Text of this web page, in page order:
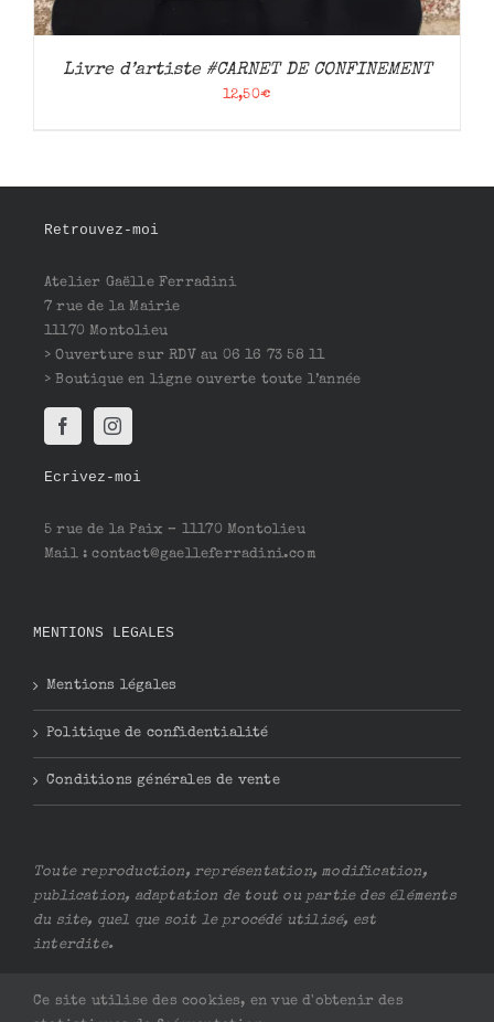
Livre d’artiste #CARNET DE CONFINEMENT
12,50€
Retrouvez-moi
Atelier Gaëlle Ferradini
7 rue de la Mairie
11170 Montolieu
> Ouverture sur RDV au 06 16 73 58 11
> Boutique en ligne ouverte toute l’année
Ecrivez-moi
5 rue de la Paix – 11170 Montolieu
Mail : contact@gaelleferradini.com
MENTIONS LEGALES
Mentions légales
Politique de confidentialité
Conditions générales de vente
Toute reproduction, représentation, modification,
publication, adaptation de tout ou partie des éléments
du site, quel que soit le procédé utilisé, est
interdite.
Ce site utilise des cookies, en vue d'obtenir des